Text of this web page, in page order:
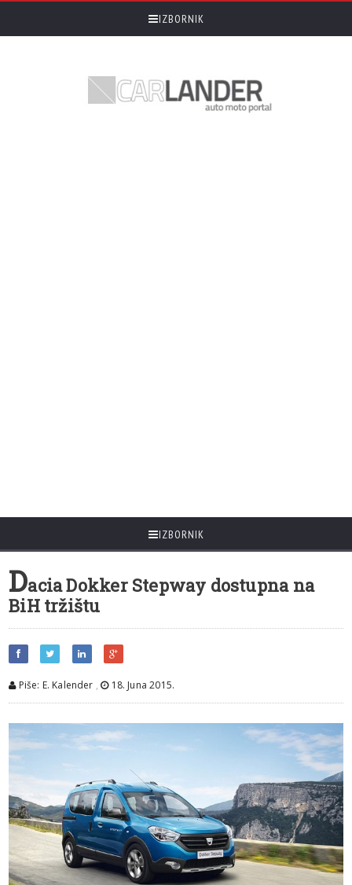
IZBORNIK
IZBORNIK
Dacia Dokker Stepway dostupna na
BiH tržištu
Piše: E. Kalender , 18. Juna 2015.